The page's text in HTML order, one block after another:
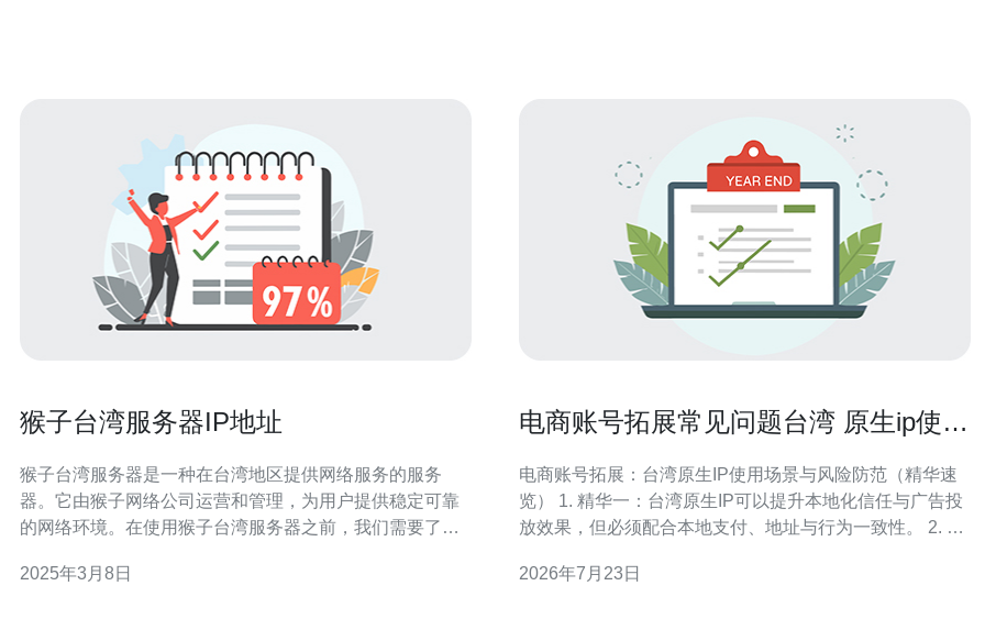
猴子台湾服务器IP地址
猴子台湾服务器是一种在台湾地区提供网络服务的服务
器。它由猴子网络公司运营和管理，为用户提供稳定可靠
的网络环境。在使用猴子台湾服务器之前，我们需要了解
址是互联网上用于标识和定位设备的一组数字。对于使用
2025年3月8日
电商账号拓展常见问题台湾 原生ip使用
电商账号拓展：台湾原生IP使用场景与风险防范（精华速
览） 1. 精华一：台湾原生IP可以提升本地化信任与广告投
放效果，但必须配合本地支付、地址与行为一致性。 2. 精
禁，关键在于“干净度、节奏、同步性”。 3. 精华三：最佳
2026年7月23日